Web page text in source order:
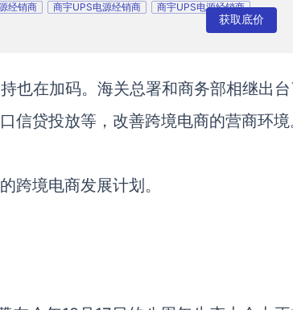
经销商 商宇UPS电源经销商 商宇UPS电源经销商
获取底价
也在加码。海关总署和商务部相继出
信贷投放等，改善跨境电商的营商环
跨境电商发展计划。